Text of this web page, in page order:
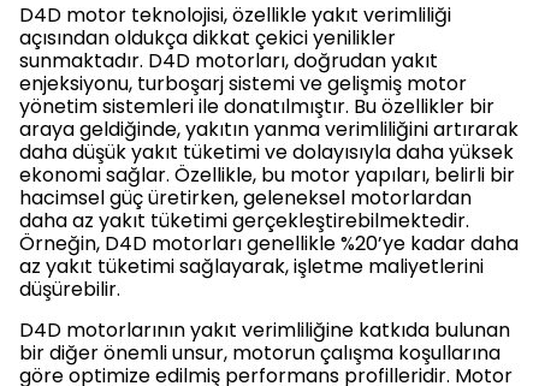
D4D motor teknolojisi, özellikle yakıt verimliliği
açısından oldukça dikkat çekici yenilikler
sunmaktadır. D4D motorları, doğrudan yakıt
enjeksiyonu, turboşarj sistemi ve gelişmiş motor
yönetim sistemleri ile donatılmıştır. Bu özellikler bir
araya geldiğinde, yakıtın yanma verimliliğini artırarak
daha düşük yakıt tüketimi ve dolayısıyla daha yüksek
ekonomi sağlar. Özellikle, bu motor yapıları, belirli bir
hacimsel güç üretirken, geleneksel motorlardan
daha az yakıt tüketimi gerçekleştirebilmektedir.
Örneğin, D4D motorları genellikle %20’ye kadar daha
az yakıt tüketimi sağlayarak, işletme maliyetlerini
düşürebilir.
D4D motorlarının yakıt verimliliğine katkıda bulunan
bir diğer önemli unsur, motorun çalışma koşullarına
göre optimize edilmiş performans profilleridir. Motor